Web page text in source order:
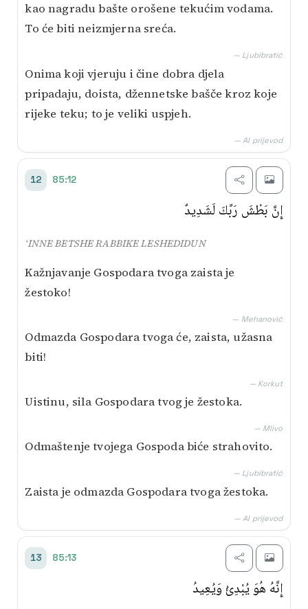
kao nagradu bašte orošene tekućim vodama.
To će biti neizmjerna sreća.
— Ljubibratić
Onima koji vjeruju i čine dobra djela
pripadaju, doista, džennetske bašče kroz koje
rijeke teku; to je veliki uspjeh.
— AI prijevod
12 85:12
إِنَّ بَطْشَ رَبِّكَ لَشَدِيدٌ
‘INNE BETSHE RABBIKE LESHEDIDUN
Kažnjavanje Gospodara tvoga zaista je
žestoko!
— Mehanović
Odmazda Gospodara tvoga će, zaista, užasna
biti!
— Korkut
Uistinu, sila Gospodara tvog je žestoka.
— Mlivo
Odmaštenje tvojega Gospoda biće strahovito.
— Ljubibratić
Zaista je odmazda Gospodara tvoga žestoka.
— AI prijevod
13 85:13
إِنَّهُ هُوَ يُبْدِئُ وَيُعِيدُ